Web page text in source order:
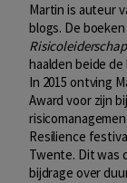
Martin is auteur
blogs. De boeken
haalden beide de
In 2015 ontving
Award voor zijn
Resilience
Twente. Dit was
bijdrage over